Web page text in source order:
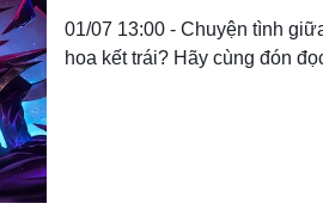
01/07 13:00 - Chuyện tình
hoa kết trái? Hãy cùng đón